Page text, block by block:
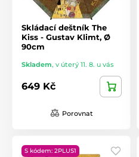
Skládací deštník The
Kiss - Gustav Klimt, Ø
90cm
Skladem, v úterý 11. 8. u vás
649 Kč
Porovnat
S kódem: 2PLUS1